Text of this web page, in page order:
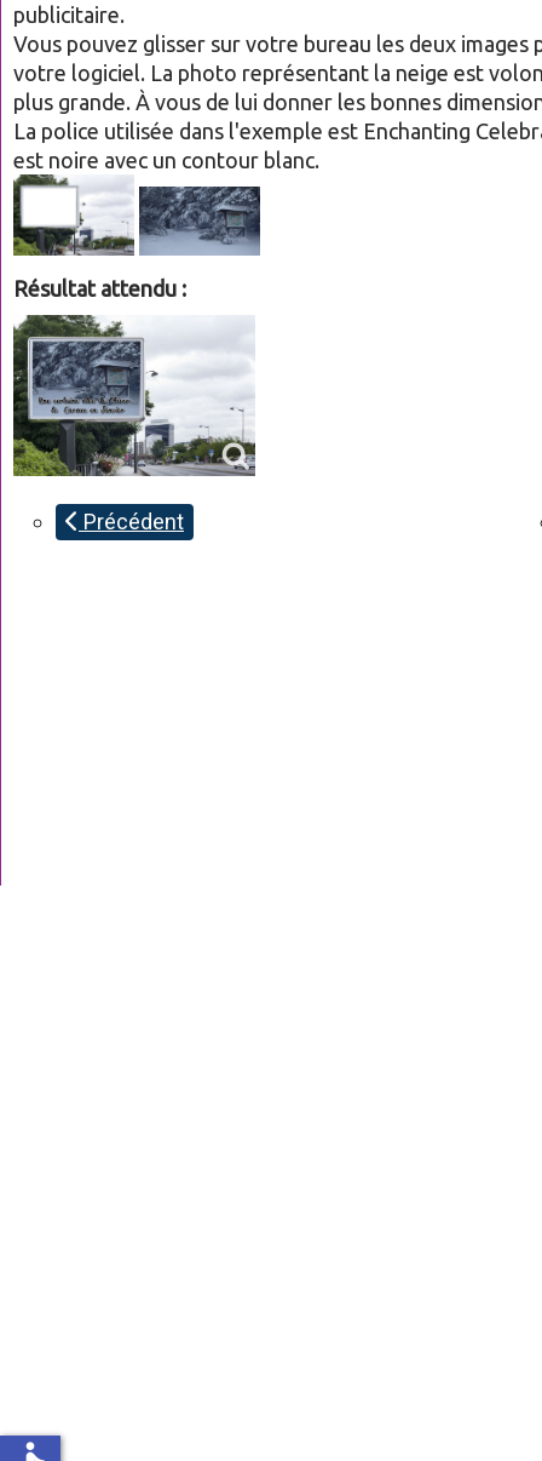
publicitaire.
Vous pouvez glisser sur votre bureau les deux images
votre logiciel. La photo représentant la neige est
plus grande. À vous de lui donner les bonnes
La police utilisée dans l'exemple est Enchanting
est noire avec un contour blanc.
Résultat attendu :
Précédent